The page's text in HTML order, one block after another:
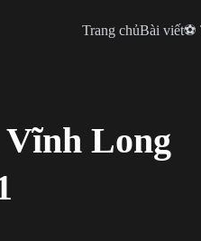
Trang chủBài viết⚽
Vĩnh Long